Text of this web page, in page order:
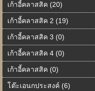
เก้าอี้คลาสสิค (20)
เก้าอี้คลาสสิค 2 (19)
เก้าอี้คลาสสิค 3 (0)
เก้าอี้คลาสสิค 4 (0)
เก้าอี้คลาสสิค (0)
โต๊ะเอนกประสงค์ (6)